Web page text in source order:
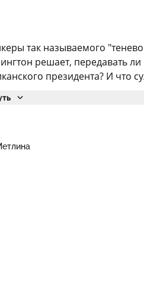
так называемого
решает, передавать
президента? И что